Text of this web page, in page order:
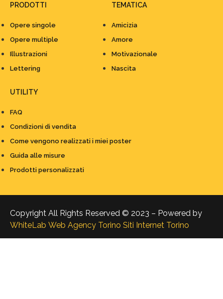
PRODOTTI
Opere singole
Opere multiple
Illustrazioni
Lettering
TEMATICA
Amicizia
Amore
Motivazionale
Nascita
UTILITY
FAQ
Condizioni di vendita
Come vengono realizzati i miei poster
Guida alle misure
Prodotti personalizzati
Copyright All Rights Reserved © 2023 – Powered by
WhiteLab Web Agency Torino Siti Internet Torino